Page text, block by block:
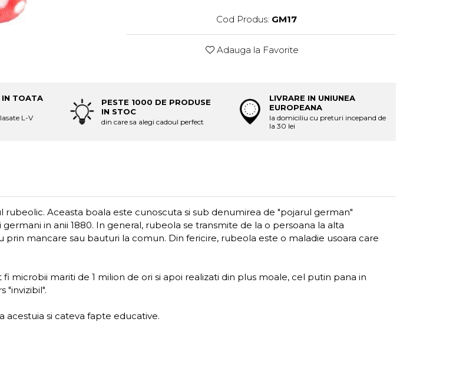
Cod Produs: GM17
Adauga la Favorite
IN TOATA
L-V
PESTE 1000 DE PRODUSE
IN STOC
din care sa alegi cadoul perfect
LIVRARE IN UNIUNEA
EUROPEANA
la domiciliu cu preturi incepand de
la 30 lei
rubeolic. Aceasta boala este cunoscuta si sub denumirea de "pojarul german"
in anii 1880. In general, rubeola se transmite de la o persoana la alta
mancare sau bauturi la comun. Din fericire, rubeola este o maladie usoara care
microbii mariti de 1 milion de ori si apoi realizati din plus moale, cel putin pana in
"invizibil".
si cateva fapte educative.